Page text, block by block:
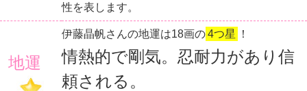
性を表します。
地運
伊藤晶帆さんの地運は18画の4つ星 ！
情熱的で剛気。忍耐力があり信
頼される。